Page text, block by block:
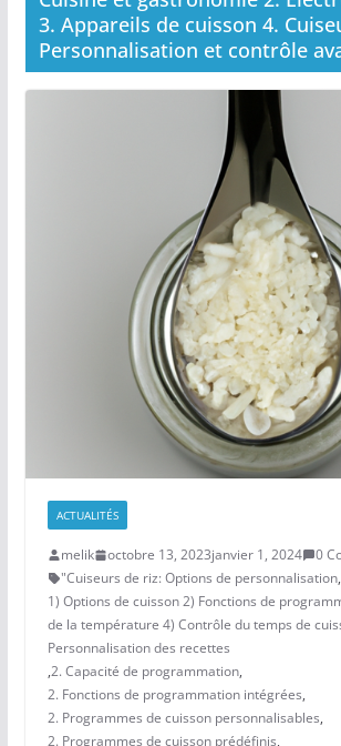
3. Appareils de cuisson 4.
Personnalisation et contrôle
ACTUALITÉS
melik octobre 13, 2023janvier 1, 2024
0
"Cuiseurs de riz: Options de personnalisation,
1) Options de cuisson 2) Fonctions de
de la température 4) Contrôle du temps de
Personnalisation des recettes
,2. Capacité de programmation,
2. Fonctions de programmation intégrées,
2. Programmes de cuisson personnalisables,
2. Programmes de cuisson prédéfinis,